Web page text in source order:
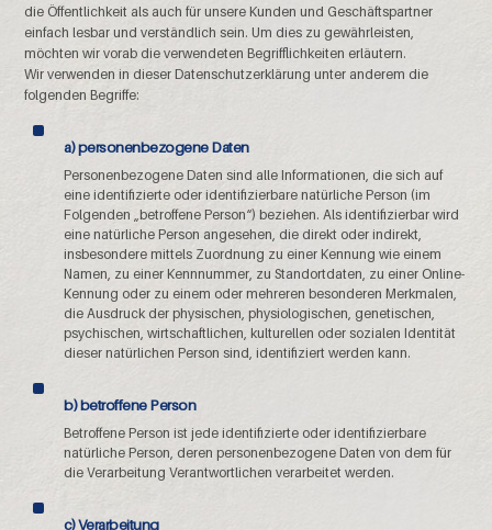
die Öffentlichkeit als auch für unsere Kunden und Geschäftspartner
einfach lesbar und verständlich sein. Um dies zu gewährleisten,
möchten wir vorab die verwendeten Begrifflichkeiten erläutern.
Wir verwenden in dieser Datenschutzerklärung unter anderem die
folgenden Begriffe:
a) personenbezogene Daten
Personenbezogene Daten sind alle Informationen, die sich auf
eine identifizierte oder identifizierbare natürliche Person (im
Folgenden „betroffene Person“) beziehen. Als identifizierbar wird
eine natürliche Person angesehen, die direkt oder indirekt,
insbesondere mittels Zuordnung zu einer Kennung wie einem
Namen, zu einer Kennnummer, zu Standortdaten, zu einer Online-
Kennung oder zu einem oder mehreren besonderen Merkmalen,
die Ausdruck der physischen, physiologischen, genetischen,
psychischen, wirtschaftlichen, kulturellen oder sozialen Identität
dieser natürlichen Person sind, identifiziert werden kann.
b) betroffene Person
Betroffene Person ist jede identifizierte oder identifizierbare
natürliche Person, deren personenbezogene Daten von dem für
die Verarbeitung Verantwortlichen verarbeitet werden.
c) Verarbeitung